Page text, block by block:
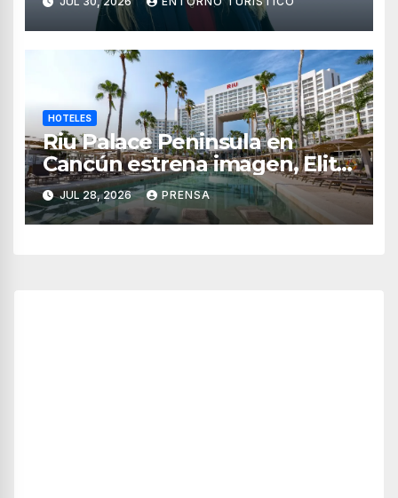
Mujeres
HOTELES
Riu Palace Peninsula en
Cancún estrena imagen, Elite
Club y nuevas opciones de
hospedaje
JUL 28, 2026 PRENSA